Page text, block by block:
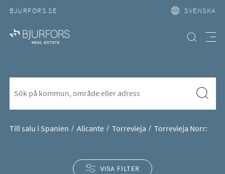
BJURFORS.SE SVENSKA
Hitta bostad
Bostäder till salu i norra
Till salu i Spanien Alicante Torrevieja Torrevieja Norr:
VISA FILTER